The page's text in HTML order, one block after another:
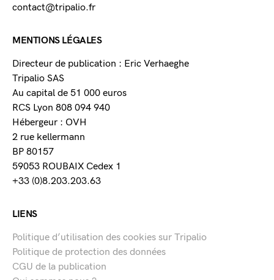
contact@tripalio.fr
MENTIONS LÉGALES
Directeur de publication : Eric Verhaeghe
Tripalio SAS
Au capital de 51 000 euros
RCS Lyon 808 094 940
Hébergeur : OVH
2 rue kellermann
BP 80157
59053 ROUBAIX Cedex 1
+33 (0)8.203.203.63
LIENS
Politique d’utilisation des cookies sur Tripalio
Politique de protection des données
CGU de la publication